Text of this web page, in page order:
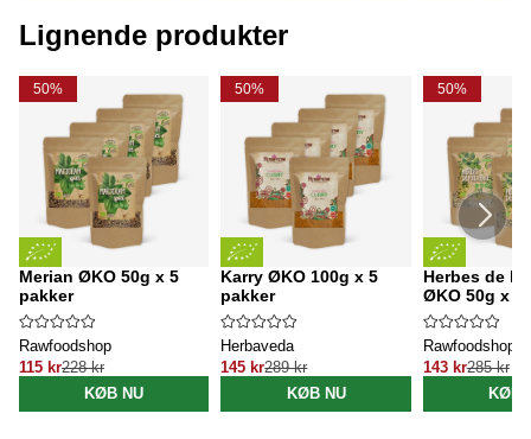
Lignende produkter
50%
Merian ØKO 50g x 5
pakker
Rawfoodshop
115 kr228 kr
KØB NU
50%
Karry ØKO 100g x 5
pakker
Herbaveda
145 kr289 kr
KØB NU
50%
Herbes de
ØKO 50g x 5
Rawfoodshop
143 kr285 kr
KØB